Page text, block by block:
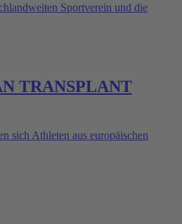
Sportverein und die
TRANSPLANT
sich Athleten aus europäischen